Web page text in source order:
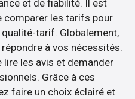
et de fiabilité. Il est
comparer les tarifs pour
tarif. Globalement,
à vos nécessités.
les avis et demander
Grâce à ces
faire un choix éclairé et